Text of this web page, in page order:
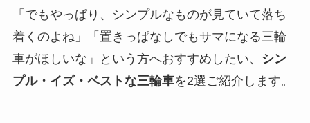
「でもやっぱり、シンプルなものが見ていて落ち
着くのよね」「置きっぱなしでもサマになる三輪
車がほしいな」という方へおすすめしたい、
シン
プル・イズ・ベストな三輪車を2選ご紹介します。